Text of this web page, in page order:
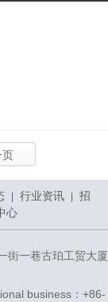
页
行业资讯
招
心
街一巷古珀工贸大厦
business：+86-